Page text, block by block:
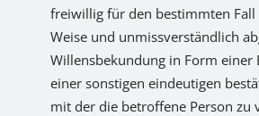
freiwillig für den bestimmten
Weise und unmissverständlich
Willensbekundung in Form einer
einer sonstigen eindeutigen
mit der die betroffene Person zu